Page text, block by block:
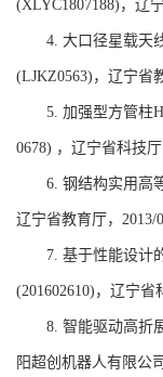
(XLYC1807188) ，辽
4. 大口径星载天
(LJKZ0563) ，辽宁省
5. 加强型方管柱H
0678) ，辽宁省科技厅
6. 钢结构实用高
辽宁省教育厅， 2013/
7. 基于性能设计
(201602610) ，辽宁省
8. 智能驱动高折
阳超创机器人有限公司